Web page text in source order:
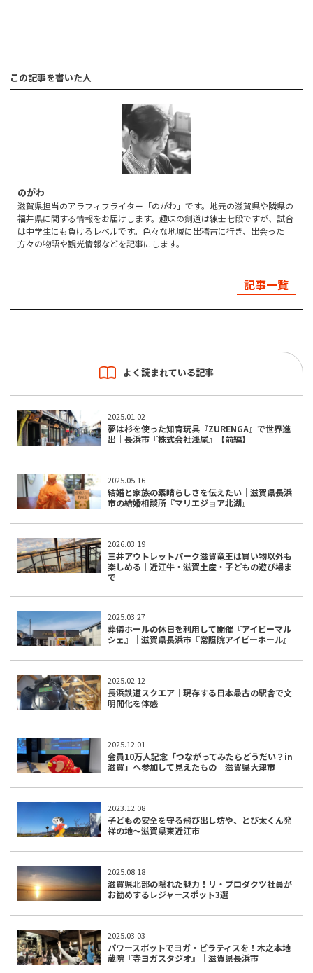
この記事を書いた人
のがわ
滋賀県担当のアラフィフライター「のがわ」です。地元の滋賀県や隣県の
福井県に関する情報をお届けします。趣味の剣道は練士七段ですが、試合
は中学生にも負けるレベルです。色々な地域に出稽古に行き、出会った
方々の物語や観光情報などを記事にします。
記事一覧
よく読まれている記事
2025.01.02
夢は杉を使った知育玩具『ZURENGA』で世界進
出｜長浜市『株式会社浅尾』【前編】
2025.05.16
結婚と家族の素晴らしさを伝えたい｜滋賀県長浜
市の結婚相談所『マリエジョア北湖』
2026.03.19
三井アウトレットパーク滋賀竜王は買い物以外も
楽しめる｜近江牛・滋賀土産・子どもの遊び場ま
で
2025.03.27
葬儀ホールの休日を利用して開催『アイビーマル
シェ』｜滋賀県長浜市『常照院アイビーホール』
2025.02.12
長浜鉄道スクエア｜現存する日本最古の駅舎で文
明開化を体感
2025.12.01
会員10万人記念「つながってみたらどうだい？in
滋賀」へ参加して見えたもの｜滋賀県大津市
2023.12.08
子どもの安全を守る飛び出し坊や、とび太くん発
祥の地～滋賀県東近江市
2025.08.18
滋賀県北部の隠れた魅力！リ・プロダクツ社員が
お勧めするレジャースポット3選
2025.03.03
パワースポットでヨガ・ピラティスを！木之本地
蔵院『寺ヨガスタジオ』｜滋賀県長浜市